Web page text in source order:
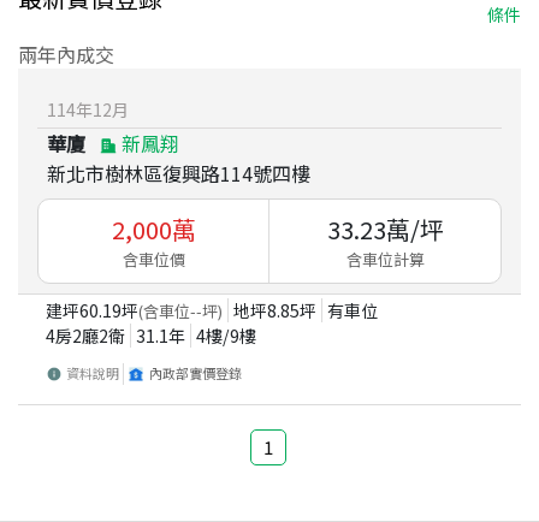
條件
兩年內成交
114年12月
華廈
新鳳翔
新北市樹林區復興路114號四樓
2,000萬
含車位價
33.23萬/坪
含車位計算
建坪60.19坪(含車位--坪) 地坪8.85坪 有車位
4房2廳2衛 31.1年 4樓/9樓
資料說明 內政部實價登錄
1